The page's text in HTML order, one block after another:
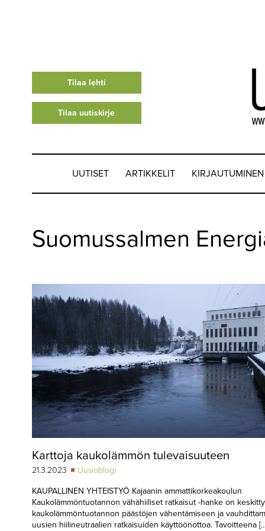
Tilaa lehti
Tilaa uutiskirje
UUTISET ARTIKKELIT KIRJAUTUMINEN
ARTIKKELIT
ARKISTO
TILAUSASIAT
MEDIATIEDOT
TIETOA
LEHDESTÄ
TAPAHTUMAT
YHTEYSTIEDOT
Suomussalmen
Karttoja kaukolämmön tulevaisuuteen
21.3.2023 Uusioblogi
KAUPALLINEN YHTEISTYÖ Kajaanin ammattikorkeakoulun
Kaukolämmöntuotannon vähähiiliset ratkaisut -hanke on
kaukolämmöntuotannon päästöjen vähentämiseen ja
uusien hiilineutraalien ratkaisuiden käyttöönottoa. Tavoitteena